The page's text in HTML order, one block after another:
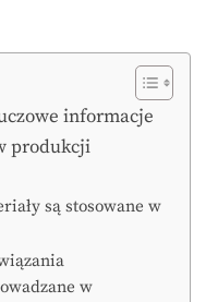
informacje
produkcji
są stosowane w
w